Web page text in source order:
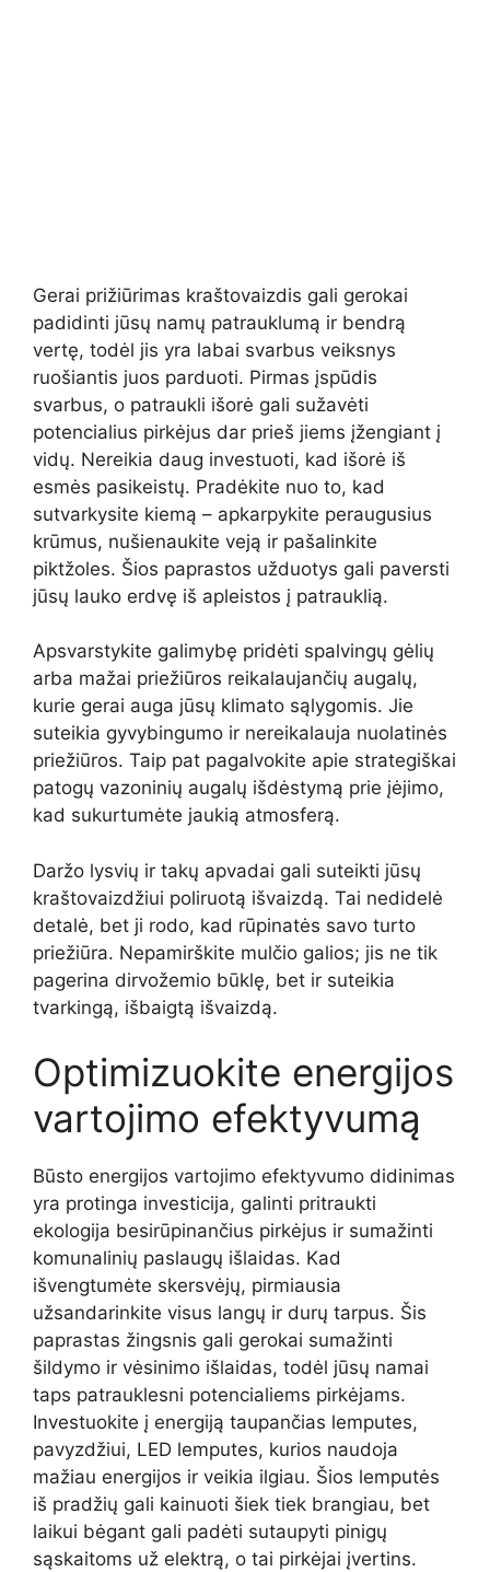
Gerai prižiūrimas kraštovaizdis gali gerokai
padidinti jūsų namų patrauklumą ir bendrą
vertę, todėl jis yra labai svarbus veiksnys
ruošiantis juos parduoti. Pirmas įspūdis
svarbus, o patraukli išorė gali sužavėti
potencialius pirkėjus dar prieš jiems įžengiant į
vidų. Nereikia daug investuoti, kad išorė iš
esmės pasikeistų. Pradėkite nuo to, kad
sutvarkysite kiemą – apkarpykite peraugusius
krūmus, nušienaukite veją ir pašalinkite
piktžoles. Šios paprastos užduotys gali paversti
jūsų lauko erdvę iš apleistos į patrauklią.
Apsvarstykite galimybę pridėti spalvingų gėlių
arba mažai priežiūros reikalaujančių augalų,
kurie gerai auga jūsų klimato sąlygomis. Jie
suteikia gyvybingumo ir nereikalauja nuolatinės
priežiūros. Taip pat pagalvokite apie strategiškai
patogų vazoninių augalų išdėstymą prie įėjimo,
kad sukurtumėte jaukią atmosferą.
Daržo lysvių ir takų apvadai gali suteikti jūsų
kraštovaizdžiui poliruotą išvaizdą. Tai nedidelė
detalė, bet ji rodo, kad rūpinatės savo turto
priežiūra. Nepamirškite mulčio galios; jis ne tik
pagerina dirvožemio būklę, bet ir suteikia
tvarkingą, išbaigtą išvaizdą.
Optimizuokite energijos
vartojimo efektyvumą
Būsto energijos vartojimo efektyvumo didinimas
yra protinga investicija, galinti pritraukti
ekologija besirūpinančius pirkėjus ir sumažinti
komunalinių paslaugų išlaidas. Kad
išvengtumėte skersvėjų, pirmiausia
užsandarinkite visus langų ir durų tarpus. Šis
paprastas žingsnis gali gerokai sumažinti
šildymo ir vėsinimo išlaidas, todėl jūsų namai
taps patrauklesni potencialiems pirkėjams.
Investuokite į energiją taupančias lemputes,
pavyzdžiui, LED lemputes, kurios naudoja
mažiau energijos ir veikia ilgiau. Šios lemputės
iš pradžių gali kainuoti šiek tiek brangiau, bet
laikui bėgant gali padėti sutaupyti pinigų
sąskaitoms už elektrą, o tai pirkėjai įvertins.